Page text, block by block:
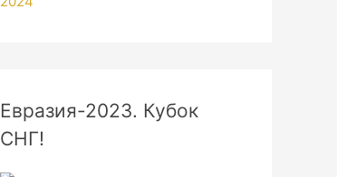
Евразия-2023. Кубок
СНГ!